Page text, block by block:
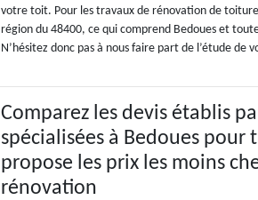
votre toit. Pour les travaux de rénovation de
région du 48400, ce qui comprend Bedoues et
N’hésitez donc pas à nous faire part de l’étude de
Comparez les devis établis
spécialisées à Bedoues pour
propose les prix les moins
rénovation